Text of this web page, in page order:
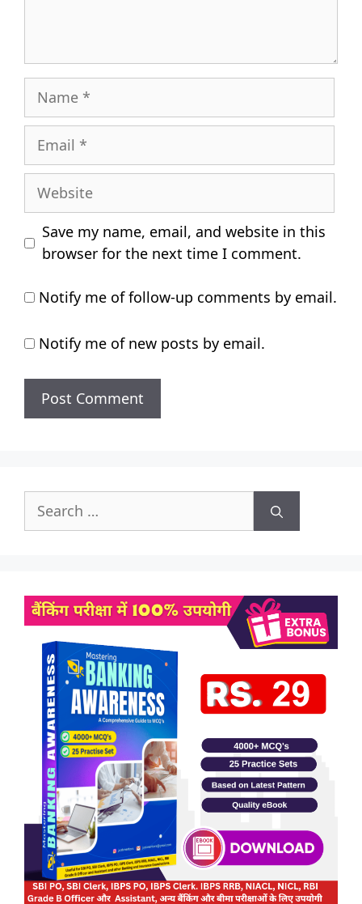
Name
Email
Website
Save my name, email, and website in this
browser for the next time I comment.
Notify me of follow-up comments by email.
Notify me of new posts by email.
for: